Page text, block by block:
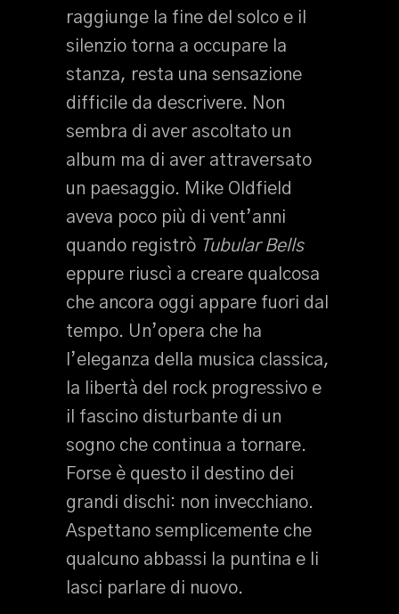
raggiunge la fine del solco e il
silenzio torna a occupare la
stanza, resta una sensazione
difficile da descrivere. Non
sembra di aver ascoltato un
album ma di aver attraversato
un paesaggio. Mike Oldfield
aveva poco più di vent’anni
quando registrò Tubular Bells
eppure riuscì a creare qualcosa
che ancora oggi appare fuori dal
tempo. Un’opera che ha
l’eleganza della musica classica,
la libertà del rock progressivo e
il fascino disturbante di un
sogno che continua a tornare.
Forse è questo il destino dei
grandi dischi: non invecchiano.
Aspettano semplicemente che
qualcuno abbassi la puntina e li
lasci parlare di nuovo.